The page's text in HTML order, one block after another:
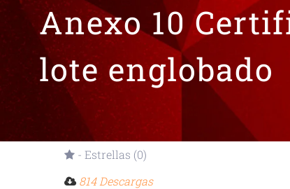
Anexo 10
lote englobado
- Estrellas (0)
814 Descargas